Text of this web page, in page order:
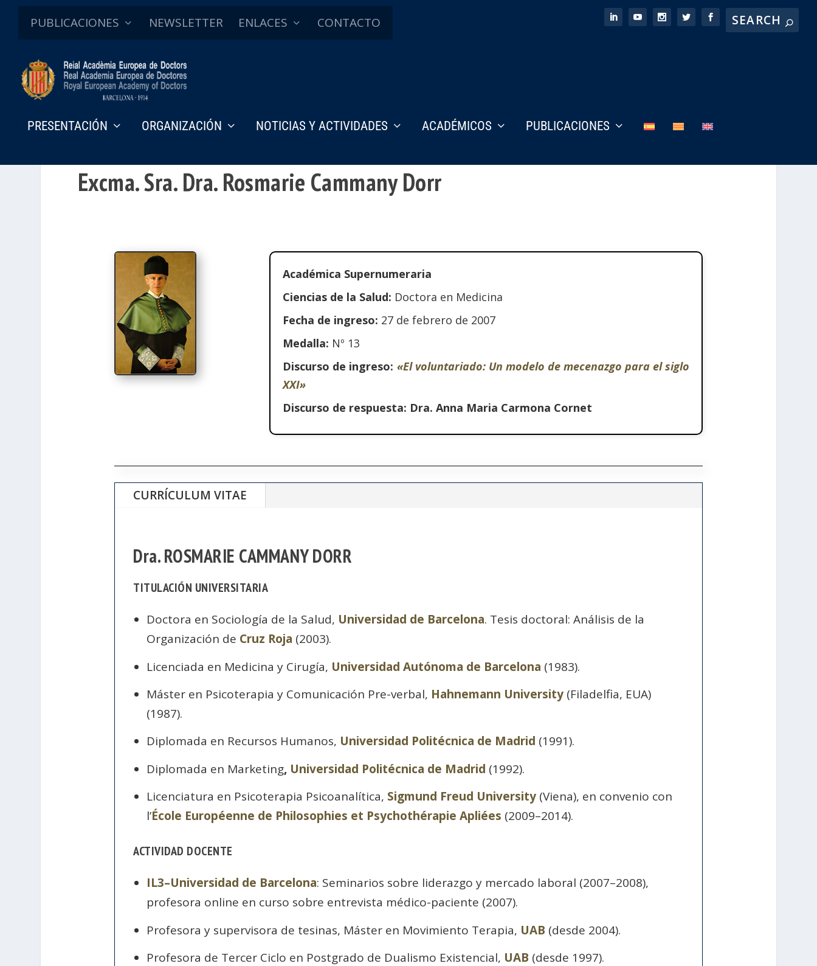
PUBLICACIONES NEWSLETTER ENLACES CONTACTO
PRESENTACIÓN ORGANIZACIÓN NOTICIAS Y ACTIVIDADES ACADÉMICOS PUBLICACIONES
Excma. Sra. Dra. Rosmarie Cammany Dorr
Académica Supernumeraria
Ciencias de la Salud: Doctora en Medicina
Fecha de ingreso: 27 de febrero de 2007
Medalla: Nº 13
Discurso de ingreso: «El voluntariado: Un modelo de mecenazgo para el siglo
XXI»
Discurso de respuesta: Dra. Anna Maria Carmona Cornet
CURRÍCULUM VITAE
Dra. ROSMARIE CAMMANY DORR
TITULACIÓN UNIVERSITARIA
Doctora en Sociología de la Salud, Universidad de Barcelona. Tesis doctoral: Análisis de la
Organización de Cruz Roja (2003).
Licenciada en Medicina y Cirugía, Universidad Autónoma de Barcelona (1983).
Máster en Psicoterapia y Comunicación Pre-verbal, Hahnemann University (Filadelfia, EUA)
(1987).
Diplomada en Recursos Humanos, Universidad Politécnica de Madrid (1991).
Diplomada en Marketing, Universidad Politécnica de Madrid (1992).
Licenciatura en Psicoterapia Psicoanalítica, Sigmund Freud University(Viena), en convenio con
l’École Européenne de Philosophies et Psychothérapie Apliées (2009–2014).
ACTIVIDAD DOCENTE
IL3–Universidad de Barcelona: Seminarios sobre liderazgo y mercado laboral (2007–2008),
profesora online en curso sobre entrevista médico-paciente (2007).
Profesora y supervisora de tesinas, Máster en Movimiento Terapia, UAB (desde 2004).
Profesora de Tercer Ciclo en Postgrado de Dualismo Existencial, UAB (desde 1997).